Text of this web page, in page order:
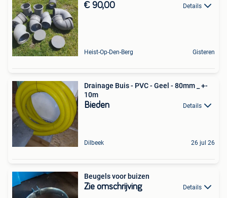
€ 90,00 Details
Heist-Op-Den-Berg Gisteren
Drainage Buis - PVC - Geel - 80mm _ +-
10m
Bieden Details
Dilbeek 26 jul 26
Beugels voor buizen
Zie omschrijving Details